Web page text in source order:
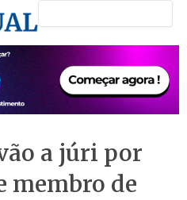
a júri por
membro de